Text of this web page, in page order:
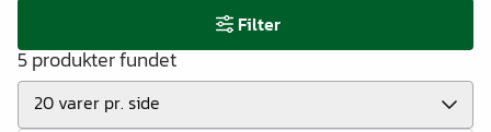
Filter
5 produkter fundet